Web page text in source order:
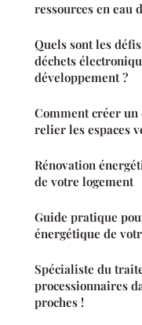
ressources en eau
Quels sont les
déchets
développement ?
Comment créer
relier les espaces
Rénovation
de votre logement
Guide pratique
énergétique de
Spécialiste du
processionnaires
proches !